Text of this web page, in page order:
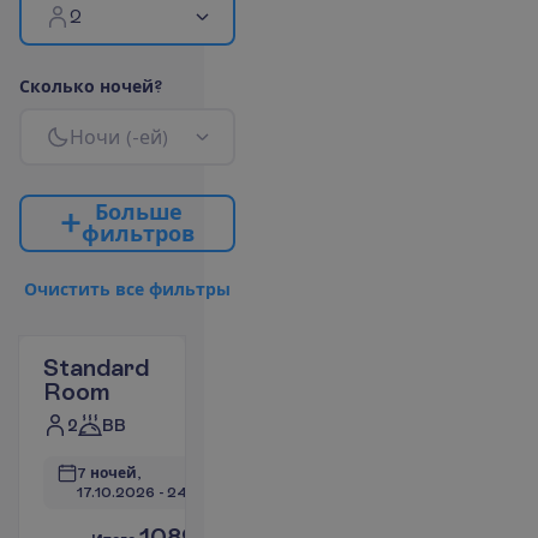
2
Сколько ночей?
Ночи (-ей)
Больше
фильтров
Очистить все фильтры
Standard
Room
2 BB
7 ночей,
17.10.2026 - 24.10.2026